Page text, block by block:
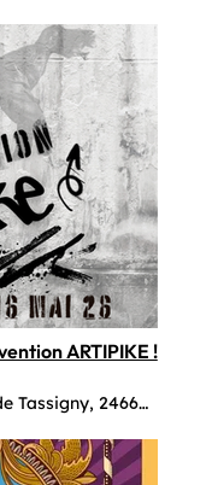
ARTIPIKE !
Tassigny, 24660